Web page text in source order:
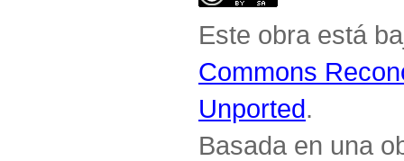
Este obra está
Commons
Unported.
Basada en una